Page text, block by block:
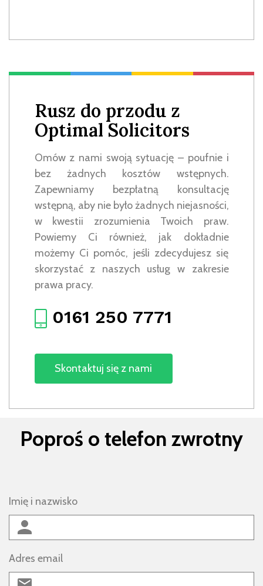
Rusz do przodu z
Optimal Solicitors
Omów z nami swoją sytuację – poufnie i
bez żadnych kosztów wstępnych.
Zapewniamy bezpłatną konsultację
wstępną, aby nie było żadnych niejasności,
w kwestii zrozumienia Twoich praw.
Powiemy Ci również, jak dokładnie
możemy Ci pomóc, jeśli zdecydujesz się
skorzystać z naszych usług w zakresie
prawa pracy.
0161 250 7771
Skontaktuj się z nami
Poproś o telefon zwrotny
Imię i nazwisko
Adres email